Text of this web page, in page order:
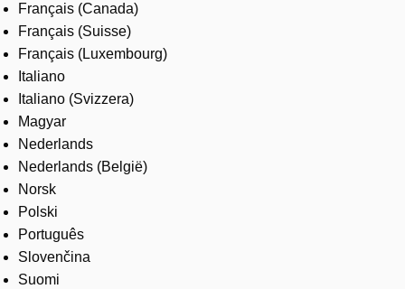
Français (Canada)
Français (Suisse)
Français (Luxembourg)
Italiano
Italiano (Svizzera)
Magyar
Nederlands
Nederlands (België)
Norsk
Polski
Português
Slovenčina
Suomi